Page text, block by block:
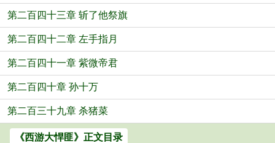
第二百四十三章 斩了他祭旗
第二百四十二章 左手指月
第二百四十一章 紫微帝君
第二百四十章 孙十万
第二百三十九章 杀猪菜
《西游大悍匪》正文目录